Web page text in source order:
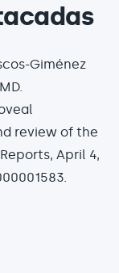
Giménez
review of the
April 4,